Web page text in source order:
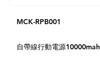
MCK-RPB001
自帶線行動電源10000mah